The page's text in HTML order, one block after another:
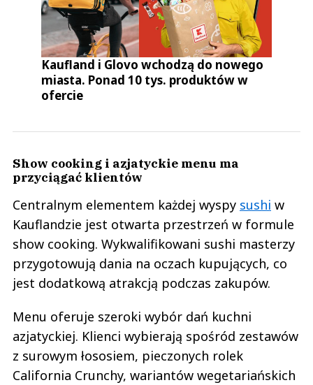
Kaufland i Glovo wchodzą do nowego
miasta. Ponad 10 tys. produktów w
ofercie
Show cooking i azjatyckie menu ma
przyciągać klientów
Centralnym elementem każdej wyspy sushi w
Kauflandzie jest otwarta przestrzeń w formule
show cooking. Wykwalifikowani sushi masterzy
przygotowują dania na oczach kupujących, co
jest dodatkową atrakcją podczas zakupów.
Menu oferuje szeroki wybór dań kuchni
azjatyckiej. Klienci wybierają spośród zestawów
z surowym łososiem, pieczonych rolek
California Crunchy, wariantów wegetariańskich